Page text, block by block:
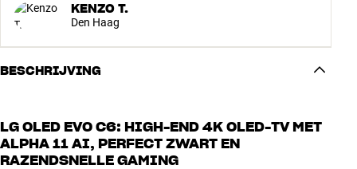
KENZO T.
Den Haag
BESCHRIJVING
LG OLED EVO C6: HIGH-END 4K OLED-TV MET
ALPHA 11 AI, PERFECT ZWART EN
RAZENDSNELLE GAMING